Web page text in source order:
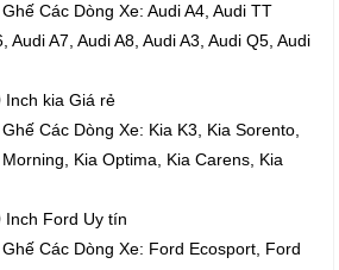
Các Dòng Xe: Audi A4, Audi TT
Audi A7, Audi A8, Audi A3, Audi Q5, Audi
kia Giá rẻ
Các Dòng Xe: Kia K3, Kia Sorento,
Kia Optima, Kia Carens, Kia
Ford Uy tín
Các Dòng Xe: Ford Ecosport, Ford